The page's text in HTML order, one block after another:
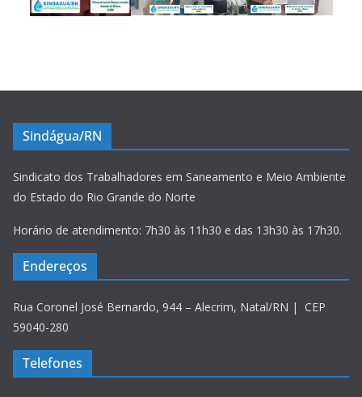
Sindágua/RN
Sindicato dos Trabalhadores em Saneamento e Meio Ambiente
do Estado do Rio Grande do Norte
Horário de atendimento: 7h30 às 11h30 e das 13h30 às 17h30.
Endereços
Rua Coronel José Bernardo, 944 – Alecrim, Natal/RN | CEP
59040-280
Telefones